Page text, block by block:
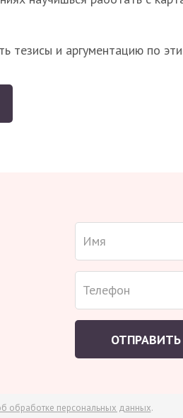
тезисы и аргументацию по
ОТПРАВИТЬ
обработке персональных данных.